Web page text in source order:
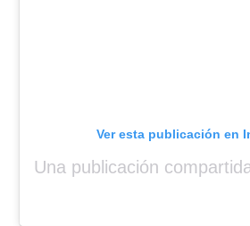
Ver esta publicación en